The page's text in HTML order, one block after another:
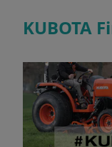
KUBOTA